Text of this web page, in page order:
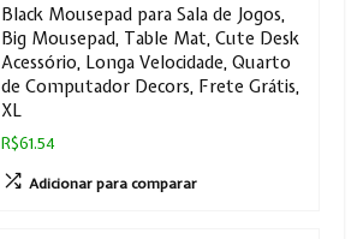
Black Mousepad para Sala de Jogos,
Big Mousepad, Table Mat, Cute Desk
Acessório, Longa Velocidade, Quarto
de Computador Decors, Frete Grátis,
XL
R$61.54
Adicionar para comparar